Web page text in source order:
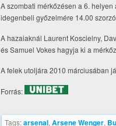
A szombati mérkőzésen a 6.
idegenbeli győzelmére 14.00
A hazaiaknál Laurent Koscielny,
és Samuel Vokes hagyja ki a
A felek utoljára 2010 márciusában
Forrás:
Tags:arsenal, Arsene Wenger,